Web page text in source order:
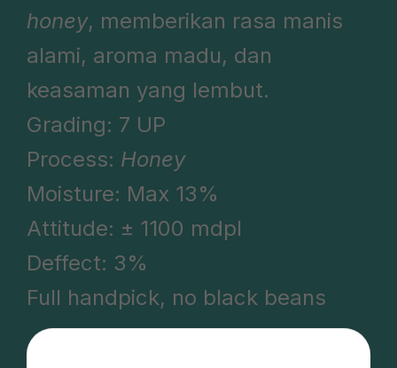
honey, memberikan rasa manis
alami, aroma madu, dan
keasaman yang lembut.
Grading: 7 UP
Process: Honey
Moisture: Max 13%
Attitude: ± 1100 mdpl
Deffect: 3%
Full handpick, no black beans